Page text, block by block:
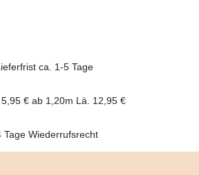
ca. 1-5 Tage
€ ab 1,20m Lä. 12,95 €
Tage Wiederrufsrecht